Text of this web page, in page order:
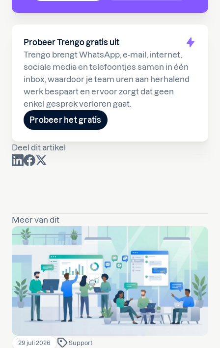
Probeer Trengo gratis uit
Trengo brengt WhatsApp, e-mail, internet,
sociale media en telefoontjes samen in één
inbox, waardoor je team uren aan herhalend
werk bespaart en ervoor zorgt dat geen
enkel gesprek verloren gaat.
Probeer het gratis
Deel dit artikel
Meer van dit
29 juli 2026 Support